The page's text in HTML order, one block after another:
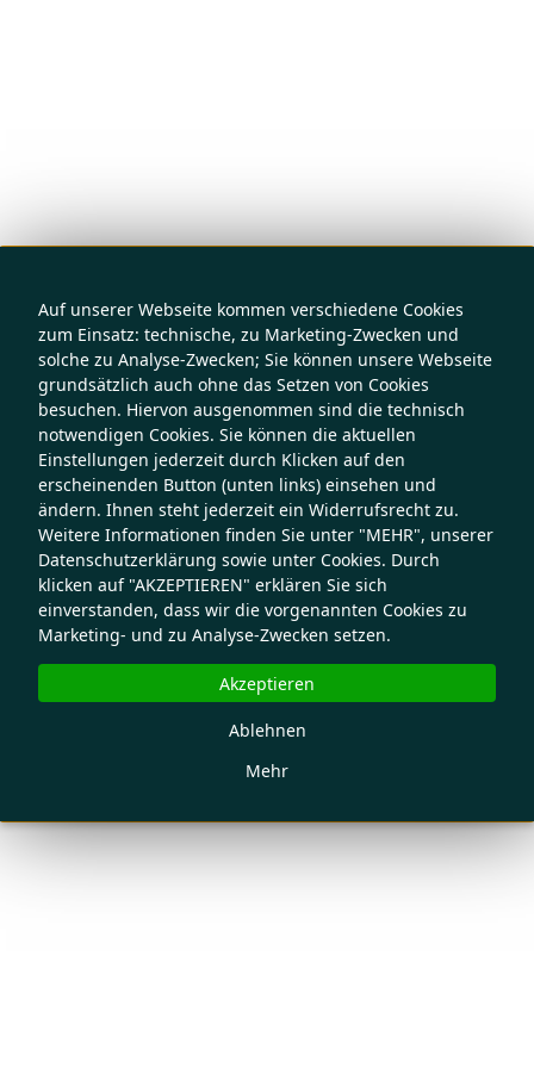
Auf unserer Webseite kommen verschiedene Cookies
zum Einsatz: technische, zu Marketing-Zwecken und
solche zu Analyse-Zwecken; Sie können unsere Webseite
grundsätzlich auch ohne das Setzen von Cookies
besuchen. Hiervon ausgenommen sind die technisch
notwendigen Cookies. Sie können die aktuellen
Einstellungen jederzeit durch Klicken auf den
erscheinenden Button (unten links) einsehen und
ändern. Ihnen steht jederzeit ein Widerrufsrecht zu.
Weitere Informationen finden Sie unter "MEHR", unserer
Datenschutzerklärung sowie unter Cookies. Durch
klicken auf "AKZEPTIEREN" erklären Sie sich
einverstanden, dass wir die vorgenannten Cookies zu
Marketing- und zu Analyse-Zwecken setzen.
Mehr
Ablehnen
Akzeptieren